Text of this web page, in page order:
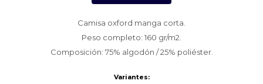
Camisa oxford manga corta.
Peso completo: 160 gr/m2.
Composición: 75% algodón / 25% poliéster.
Variantes: